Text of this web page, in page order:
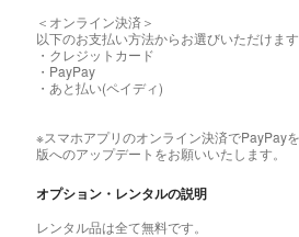
＜オンライン決済＞
以下のお支払い方法からお選びいただけます
・クレジットカード
・PayPay
・あと払い(ペイディ)
※スマホアプリのオンライン決済でPayPay
版へのアップデートをお願いいたします。
オプション・レンタルの説明
レンタル品は全て無料です。